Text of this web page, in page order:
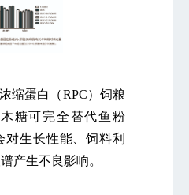
蛋白（RPC）饲粮
糖可完全替代鱼粉
对生长性能、饲料利
产生不良影响。